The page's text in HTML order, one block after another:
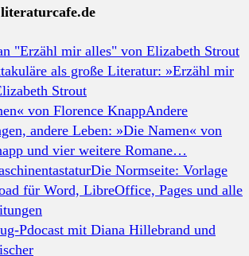
als große Literatur: »Erzähl mir
Strout
Andere
andere Leben: »Die Namen« von
und vier weitere Romane…
Die Normseite: Vorlage
für Word, LibreOffice, Pages und alle